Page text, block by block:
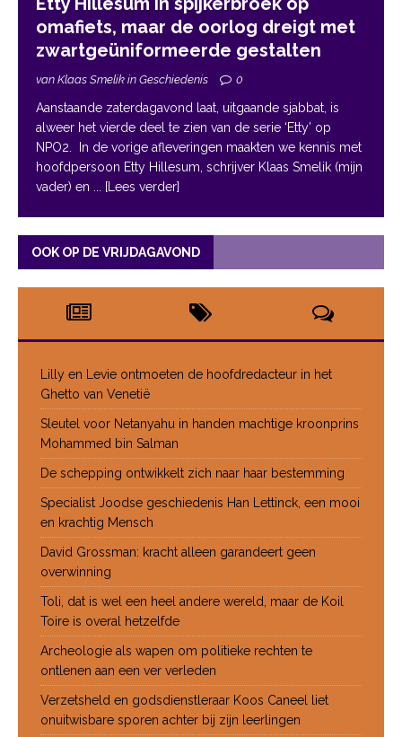
omafiets, maar de oorlog dreigt met
zwartgeüniformeerde gestalten
van Klaas Smelik in Geschiedenis 0
Aanstaande zaterdagavond laat, uitgaande sjabbat, is
alweer het vierde deel te zien van de serie ‘Etty’ op
NPO2. In de vorige afleveringen maakten we kennis met
hoofdpersoon Etty Hillesum, schrijver Klaas Smelik (mijn
vader) en
... [Lees verder]
OOK OP DE VRIJDAGAVOND
Lilly en Levie ontmoeten de hoofdredacteur in het
Ghetto van Venetië
Sleutel voor Netanyahu in handen machtige kroonprins
Mohammed bin Salman
De schepping ontwikkelt zich naar haar bestemming
Specialist Joodse geschiedenis Han Lettinck, een mooi
en krachtig Mensch
David Grossman: kracht alleen garandeert geen
overwinning
Toli, dat is wel een heel andere wereld, maar de Koil
Toire is overal hetzelfde
Archeologie als wapen om politieke rechten te
ontlenen aan een ver verleden
Verzetsheld en godsdienstleraar Koos Caneel liet
onuitwisbare sporen achter bij zijn leerlingen